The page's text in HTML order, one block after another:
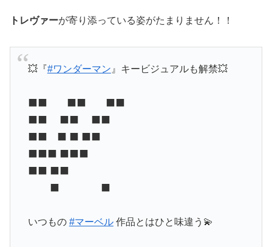
トレヴァーが寄り添っている姿がたまりません！！
💥『#ワンダーマン 』キービジュアルも解禁💥
いつもの #マーベル作品とはひと味違う💫